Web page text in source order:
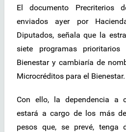
El documento Precriterios
enviados ayer por
Diputados, señala que la
siete programas
Bienestar y cambiaría de
Microcréditos para el Bienestar.
Con ello, la dependencia a
estará a cargo de los más
pesos que, se prevé, tenga